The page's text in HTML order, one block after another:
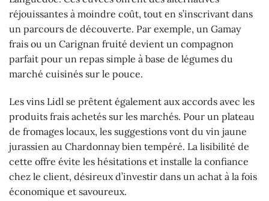
réjouissantes à moindre coût, tout en s’inscrivant dans
un parcours de découverte. Par exemple, un Gamay
frais ou un Carignan fruité devient un compagnon
parfait pour un repas simple à base de légumes du
marché cuisinés sur le pouce.
Les vins Lidl se prêtent également aux accords avec les
produits frais achetés sur les marchés. Pour un plateau
de fromages locaux, les suggestions vont du vin jaune
jurassien au Chardonnay bien tempéré. La lisibilité de
cette offre évite les hésitations et installe la confiance
chez le client, désireux d’investir dans un achat à la fois
économique et savoureux.